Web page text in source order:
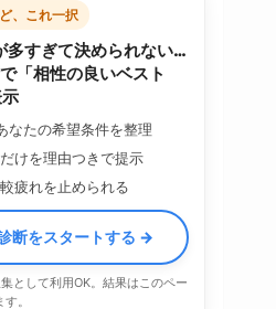
、これ一択
多すぎて決められない…
「相性の良いベスト
なたの希望条件を整理
けを理由つきで提示
疲れを止められる
断をスタートする →
として利用OK。結果はこのペー
。